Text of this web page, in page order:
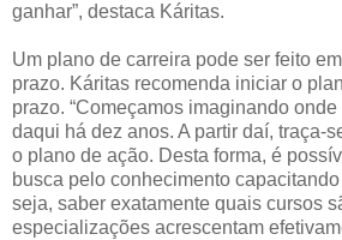
ganhar”, destaca Káritas.
Um plano de carreira pode ser feito
prazo. Káritas recomenda iniciar o
prazo. “Começamos imaginando
daqui há dez anos. A partir daí, traça-
o plano de ação. Desta forma, é
busca pelo conhecimento
seja, saber exatamente quais cursos
especializações acrescentam